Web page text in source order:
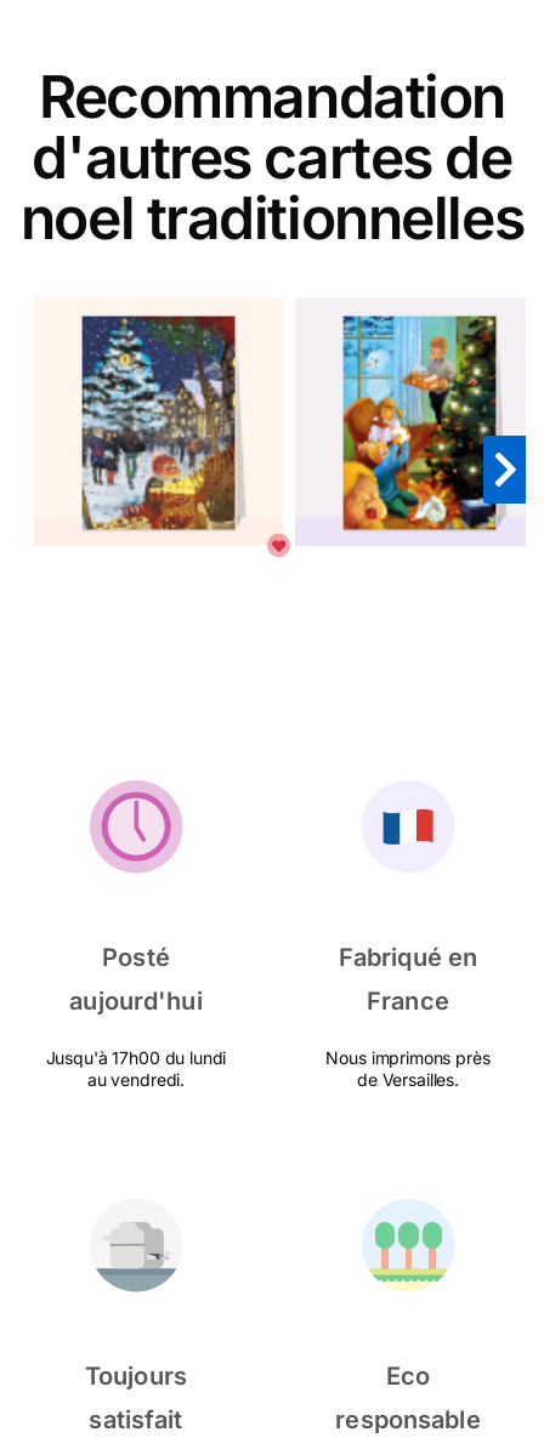
Recommandation
d'autres cartes de
noel traditionnelles
Posté
aujourd'hui
Jusqu'à 17h00 du lundi
au vendredi.
Fabriqué en
France
Nous imprimons près
de Versailles.
Toujours
satisfait
Eco
responsable